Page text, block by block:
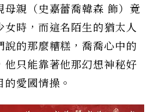
母親（史嘉蕾喬韓森 飾）竟
女時，而這名陌生的猶太人
說的那麼糟糕，喬喬心中的
他只能靠著他那幻想神秘好
愛國情操。